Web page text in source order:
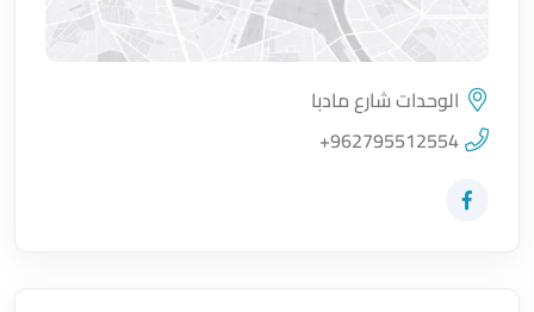
اضغط لتحميل الموقع
الوحدات شارع مادبا
+962795512554
زيارة حساب المتجر على Facebook-f